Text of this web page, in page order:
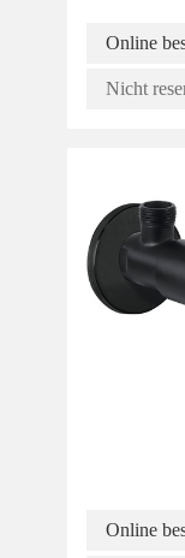
Online
Nicht
Online